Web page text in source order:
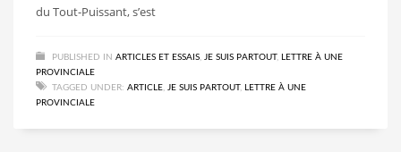
du Tout-Puissant, s’est
PUBLISHED IN ARTICLES ET ESSAIS JE SUIS PARTOUT,
LETTRE À UNE
PROVINCIALE
TAGGED UNDER: ARTICLE JE SUIS PARTOUT,
LETTRE À UNE
PROVINCIALE